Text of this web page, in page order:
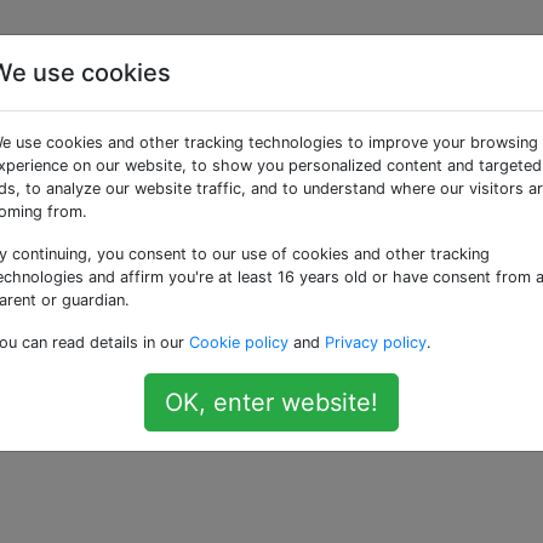
informazioni sui
destinazione in Europa con un mercantile. L'unico
richiede un viaggio di andata e ritorno. Non voglio fare
trascorrere alcuni mesi in Europa e non mi interessa da
use cookies
use cookies and other tracking technologies to improve your browsing
on our website, to show you personalized content and targeted
to analyze our website traffic, and to understand where our visitors
from.
continuing, you consent to our use of cookies and other tracking
and affirm you're at least 16 years old or have consent from a
or guardian.
can read details in our Cookie policy and Privacy policy.
OK, enter website!